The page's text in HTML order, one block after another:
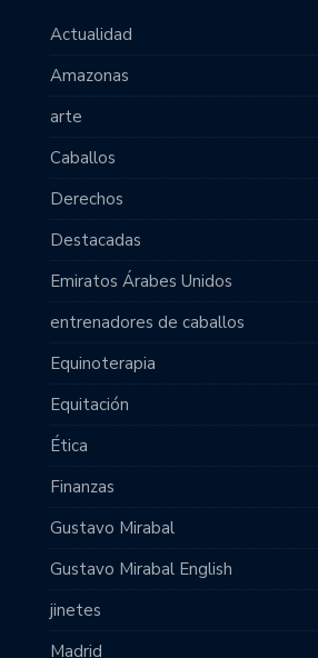
Actualidad
Amazonas
arte
Caballos
Derechos
Destacadas
Emiratos Árabes Unidos
entrenadores de caballos
Equinoterapia
Equitación
Ética
Finanzas
Gustavo Mirabal
Gustavo Mirabal English
jinetes
Madrid